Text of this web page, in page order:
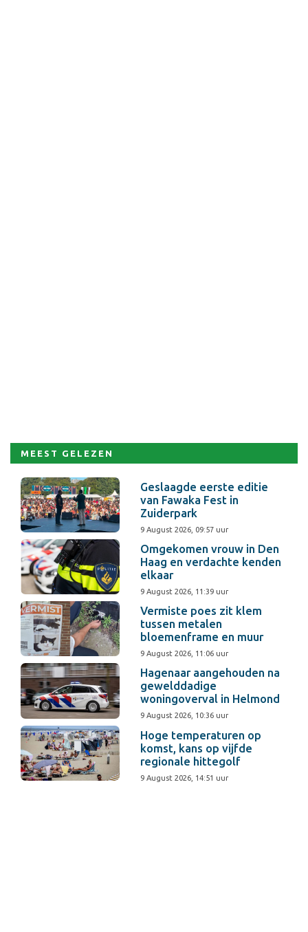
MEEST GELEZEN
Geslaagde eerste editie
van Fawaka Fest in
Zuiderpark
9 August 2026, 09:57 uur
Omgekomen vrouw in Den
Haag en verdachte kenden
elkaar
9 August 2026, 11:39 uur
Vermiste poes zit klem
tussen metalen
bloemenframe en muur
9 August 2026, 11:06 uur
Hagenaar aangehouden na
gewelddadige
woningoverval in Helmond
9 August 2026, 10:36 uur
Hoge temperaturen op
komst, kans op vijfde
regionale hittegolf
9 August 2026, 14:51 uur